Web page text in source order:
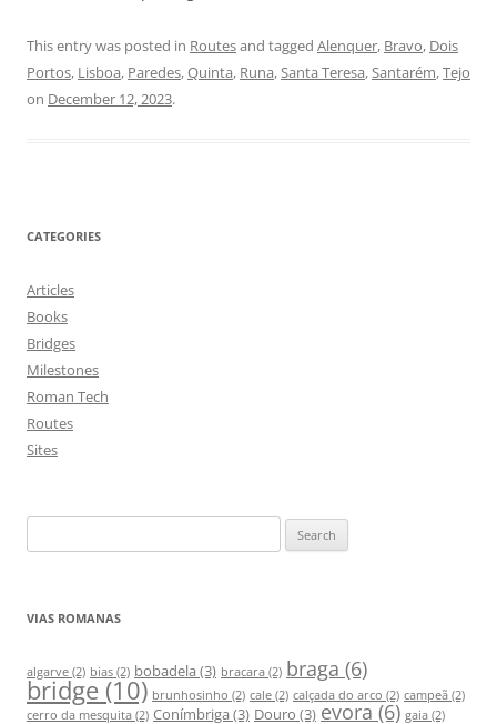
This entry was posted in Routesand tagged Alenquer, Bravo, Dois
Portos, Lisboa, Paredes,Quinta, Runa,Santa Teresa,Santarém,Tejo
on December 12, 2023.
CATEGORIES
Articles
Books
Bridges
Milestones
Roman Tech
Routes
Sites
e
r
h
f
o
VIAS ROMANAS
algarve (2) bias (2) bobadela (3) bracara (2) braga (6)
bridge (10) brunhosinho (2) cale (2) calçada do arco (2) campeã (2)
cerro da mesquita (2) Conímbriga (3) Douro (3) evora (6) gaia (2)